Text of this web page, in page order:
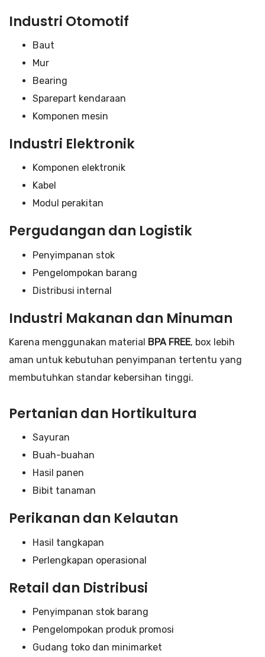
Industri Otomotif
Baut
Mur
Bearing
Sparepart kendaraan
Komponen mesin
Industri Elektronik
Komponen elektronik
Kabel
Modul perakitan
Pergudangan dan Logistik
Penyimpanan stok
Pengelompokan barang
Distribusi internal
Industri Makanan dan Minuman
Karena menggunakan material BPA FREE, box lebih
aman untuk kebutuhan penyimpanan tertentu yang
membutuhkan standar kebersihan tinggi.
Pertanian dan Hortikultura
Sayuran
Buah-buahan
Hasil panen
Bibit tanaman
Perikanan dan Kelautan
Hasil tangkapan
Perlengkapan operasional
Retail dan Distribusi
Penyimpanan stok barang
Pengelompokan produk promosi
Gudang toko dan minimarket